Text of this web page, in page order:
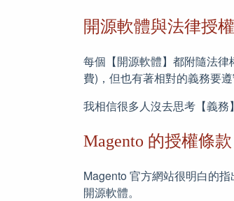
開源軟體與法律授權
每個【開源軟體】都附隨法
費)，但也有著相對的義務要遵
我相信很多人沒去思考【義務
Magento 的授權條款
Magento 官方網站很明白的
開源軟體。